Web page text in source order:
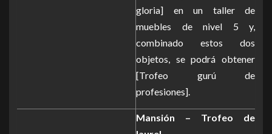
gloria] en un taller de
muebles de nivel 5 y,
combinado estos dos
objetos, se podrá obtener
[Trofeo gurú de
profesiones].
Mansión – Trofeo de